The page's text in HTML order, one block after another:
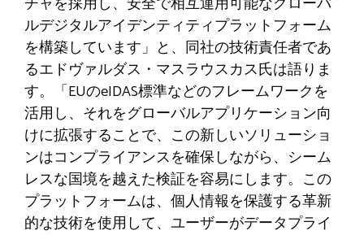
ルデジタルアイデンティティプラットフォーム
を構築しています」と、同社の技術責任者であ
るエドヴァルダス・マスラウスカス氏は語りま
す。「EUのeIDAS標準などのフレームワークを
活用し、それをグローバルアプリケーション向
けに拡張することで、この新しいソリューショ
ンはコンプライアンスを確保しながら、シーム
レスな国境を越えた検証を容易にします。この
プラットフォームは、個人情報を保護する革新
的な技術を使用して、ユーザーがデータプライ